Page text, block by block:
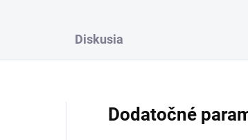
Diskusia
Dodatočné